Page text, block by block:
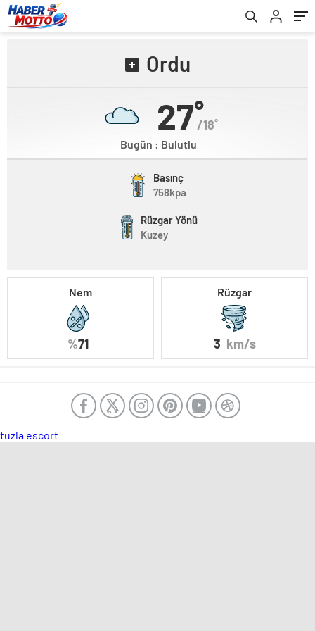
Ordu
27˚
/18˚
Bugün : Bulutlu
Basınç
758kpa
Rüzgar Yönü
Kuzey
Nem
%71
Rüzgar
3 km/s
tuzla escort